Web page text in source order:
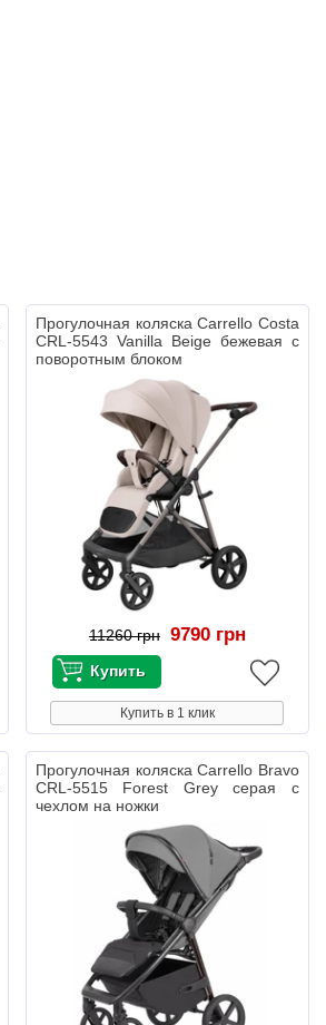
Прогулочная коляска Carrello Costa
CRL-5543 Vanilla Beige бежевая с
поворотным блоком
11260 грн 9790 грн
Купить в 1 клик
Прогулочная коляска Carrello Bravo
CRL-5515 Forest Grey серая с
чехлом на ножки